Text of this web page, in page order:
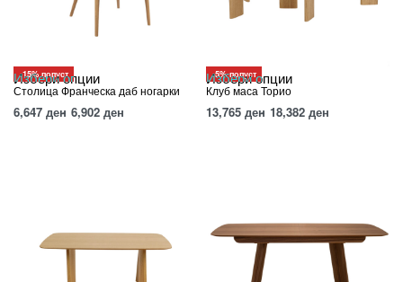
-15% попуст
Избери опции
Столица Франческа даб ногарки
6,647 ден 6,902 ден
-5% попуст
Избери опции
Клуб маса Торио
13,765 ден 18,382 ден